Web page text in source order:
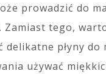
prowadzić do
Zamiast tego,
delikatne płyny do
używać